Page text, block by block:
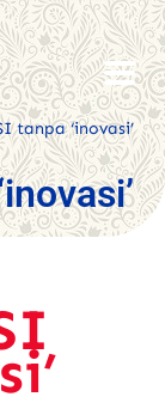
tanpa ‘inovasi’